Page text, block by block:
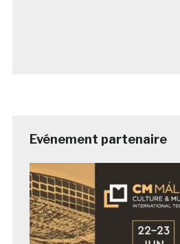
Evénement partenaire